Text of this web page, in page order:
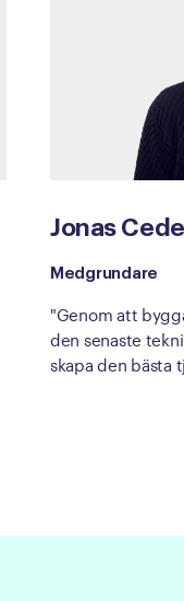
Jonas
Medgrundare
"Genom att
den senaste
skapa den bästa